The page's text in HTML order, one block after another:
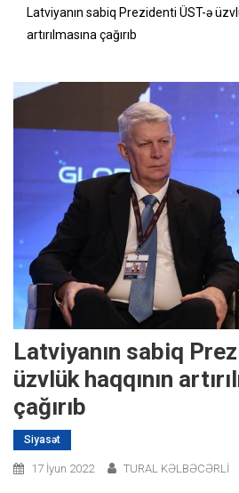
Latviyanın sabiq Prezidenti ÜST-ə
artırılmasına çağırıb
Latviyanın sabiq
üzvlük haqqının
çağırıb
Siyasət
17 İyun 2022 TURAL KƏLBƏCƏRLİ